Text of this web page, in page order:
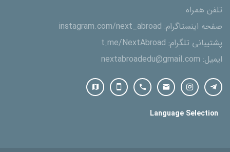
تلفن همراه
صفحه اینستاگرام: instagram.com/next_abroad
پشتیبانی تلگرام: t.me/NextAbroad
ایمیل: nextabroadedu@gmail.com
Language Selection